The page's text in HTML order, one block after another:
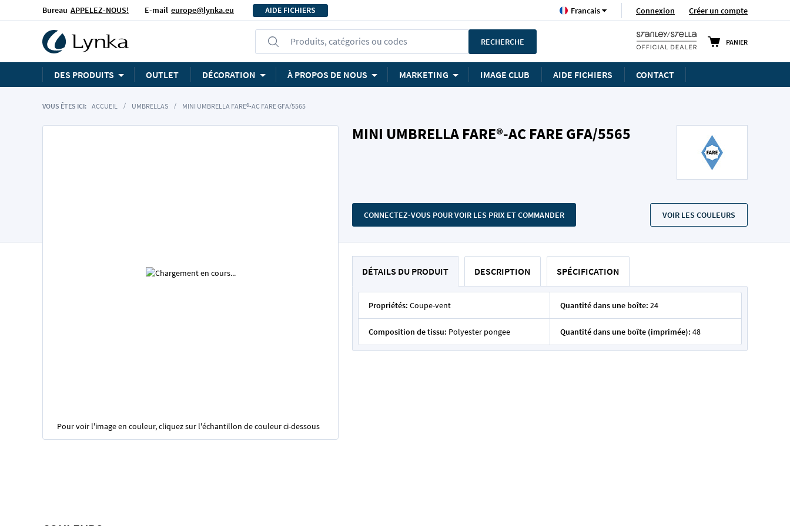
Bureau APPELEZ-NOUS! E-mail europe@lynka.eu AIDE FICHIERS Connexion Créer un compte
Langue Francais
PANIER
Produits, catégories ou codes RECHERCHE
DES PRODUITS OUTLET DÉCORATION À PROPOS DE NOUS MARKETING IMAGE CLUB AIDE FICHIERS CONTACT
VOUS ÊTES ICI: ACCUEIL UMBRELLAS MINI UMBRELLA FARE®-AC FARE GFA/5565
MINI UMBRELLA FARE®-AC FARE GFA/5565
CONNECTEZ-VOUS POUR VOIR LES PRIX ET COMMANDER VOIR LES COULEURS
Pour voir l'image en couleur, cliquez sur l'échantillon de couleur ci-dessous
DÉTAILS DU PRODUIT
Propriétés: Coupe-vent Quantité dans une boîte: 24
Composition de tissu: Polyester pongee Quantité dans une boîte (imprimée): 48
DESCRIPTION SPÉCIFICATION